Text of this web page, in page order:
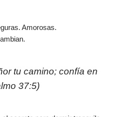
Amorosas.
tu camino; confía en
37:5)